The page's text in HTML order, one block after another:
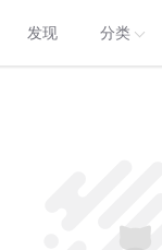
发现 分类